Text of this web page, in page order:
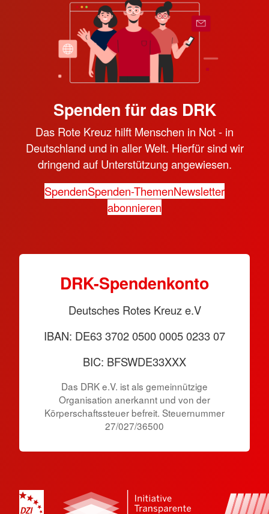
Spenden für das DRK
Das Rote Kreuz hilft Menschen in Not - in
Deutschland und in aller Welt. Hierfür sind wir
dringend auf Unterstützung angewiesen.
SpendenSpenden-ThemenNewsletter
abonnieren
DRK-Spendenkonto
Deutsches Rotes Kreuz e.V
IBAN: DE63 3702 0500 0005 0233 07
BIC: BFSWDE33XXX
Das DRK e.V. ist als gemeinnützige
Organisation anerkannt und von der
Körperschaftssteuer befreit. Steuernummer
27/027/36500